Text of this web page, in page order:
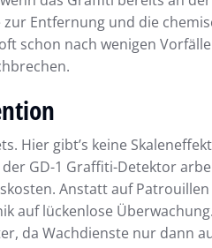
Entfernung und die
schon nach wenigen
Hier gibt’s keine
GD-1 Graffiti-Detektor
Anstatt auf
auf lückenlose
da Wachdienste nur dann